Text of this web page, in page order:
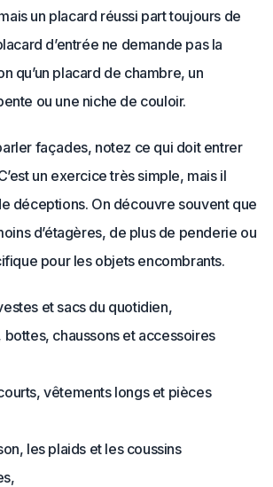
un placard réussi part toujours de
d’entrée ne demande pas la
qu’un placard de chambre, un
ou une niche de couloir.
façades, notez ce qui doit entrer
un exercice très simple, mais il
déceptions. On découvre souvent que
d’étagères, de plus de penderie ou
pour les objets encombrants.
et sacs du quotidien,
bottes, chaussons et accessoires
vêtements longs et pièces
les plaids et les coussins